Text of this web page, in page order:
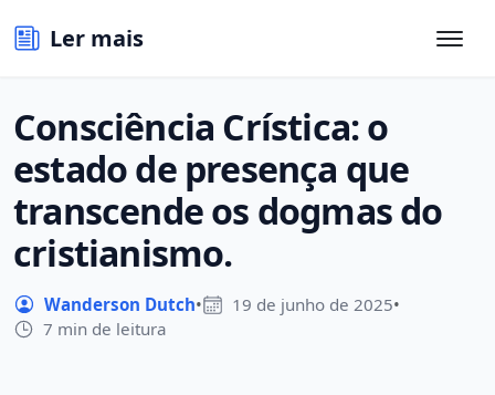
Ler mais
Consciência Crística: o
estado de presença que
transcende os dogmas do
cristianismo.
Wanderson Dutch• 19 de junho de 2025•
7 min de leitura